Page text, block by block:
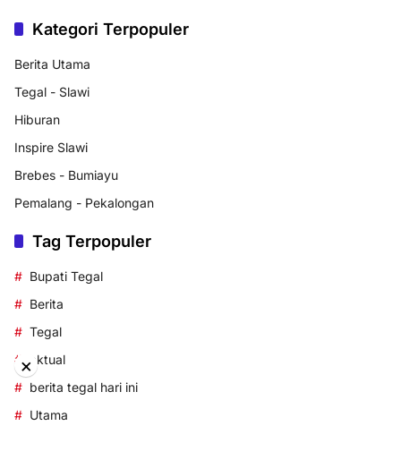
Kategori Terpopuler
Berita Utama
Tegal - Slawi
Hiburan
Inspire Slawi
Brebes - Bumiayu
Pemalang - Pekalongan
Tag Terpopuler
Bupati Tegal
Berita
Tegal
aktual
berita tegal hari ini
Utama
×